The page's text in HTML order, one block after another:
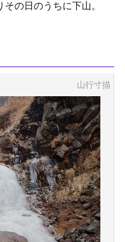
の日のうちに下山。
山行寸描